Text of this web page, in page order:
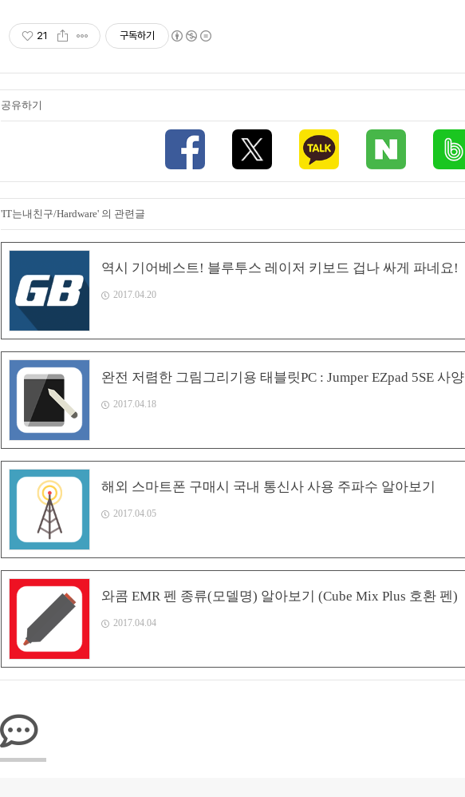
21 구독하기
공유하기
'IT는내친구/Hardware' 의 관련글
역시 기어베스트! 블루투스 레이저 키보드 겁나 싸게 파네요!
2017.04.20
완전 저렴한 그림그리기용 태블릿PC : Jumper EZpad 5SE 사양
2017.04.18
해외 스마트폰 구매시 국내 통신사 사용 주파수 알아보기
2017.04.05
와콤 EMR 펜 종류(모델명) 알아보기 (Cube Mix Plus 호환 펜)
2017.04.04